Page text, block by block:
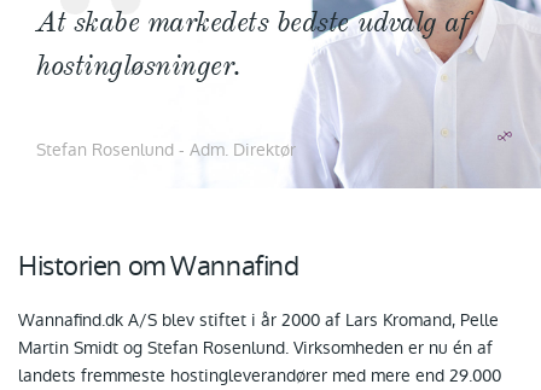
At skabe markedets bedste udvalg af
hostingløsninger.
Stefan Rosenlund - Adm. Direktør
Historien om Wannafind
Wannafind.dk A/S blev stiftet i år 2000 af Lars Kromand, Pelle
Martin Smidt og Stefan Rosenlund. Virksomheden er nu én af
landets fremmeste hostingleverandører med mere end 29.000